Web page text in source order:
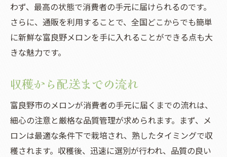
わず、最高の状態で消費者の手元に届けられるのです。
さらに、通販を利用することで、全国どこからでも簡単
に新鮮な富良野メロンを手に入れることができる点も大
きな魅力です。
収穫から配送までの流れ
富良野市のメロンが消費者の手元に届くまでの流れは、
細心の注意と厳格な品質管理が求められます。まず、メ
ロンは最適な条件下で栽培され、熟したタイミングで収
穫されます。収穫後、迅速に選別が行われ、品質の良い